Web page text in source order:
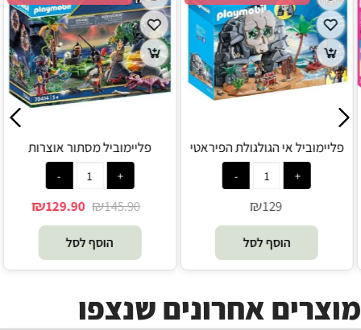
פליימוביל אי הגולגולת הפיראטי
מזוודת נשיאה 70113 - Playmobil
₪129
הוסף לסל
פליימוביל בית בובות מטבח
משפחתי 70206 - Playmobil
₪139
הוסף לסל
מוצרים אחרונים שנצפו